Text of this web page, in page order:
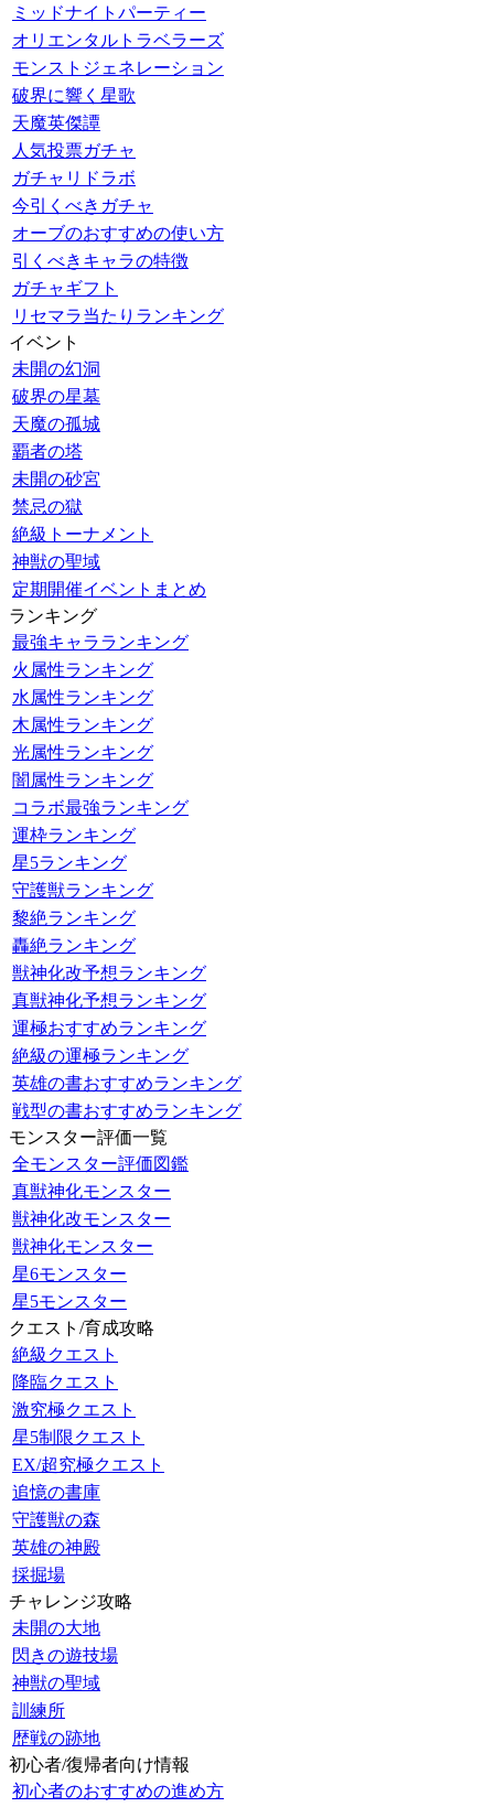
ミッドナイトパーティー
オリエンタルトラベラーズ
モンストジェネレーション
破界に響く星歌
天魔英傑譚
人気投票ガチャ
ガチャリドラボ
今引くべきガチャ
オーブのおすすめの使い方
引くべきキャラの特徴
ガチャギフト
リセマラ当たりランキング
イベント
未開の幻洞
破界の星墓
天魔の孤城
覇者の塔
未開の砂宮
禁忌の獄
絶級トーナメント
神獣の聖域
定期開催イベントまとめ
ランキング
最強キャラランキング
火属性ランキング
水属性ランキング
木属性ランキング
光属性ランキング
闇属性ランキング
コラボ最強ランキング
運枠ランキング
星5ランキング
守護獣ランキング
黎絶ランキング
轟絶ランキング
獣神化改予想ランキング
真獣神化予想ランキング
運極おすすめランキング
絶級の運極ランキング
英雄の書おすすめランキング
戦型の書おすすめランキング
モンスター評価一覧
全モンスター評価図鑑
真獣神化モンスター
獣神化改モンスター
獣神化モンスター
星6モンスター
星5モンスター
クエスト/育成攻略
絶級クエスト
降臨クエスト
激究極クエスト
星5制限クエスト
EX/超究極クエスト
追憶の書庫
守護獣の森
英雄の神殿
採掘場
チャレンジ攻略
未開の大地
閃きの遊技場
神獣の聖域
訓練所
歴戦の跡地
初心者/復帰者向け情報
初心者のおすすめの進め方